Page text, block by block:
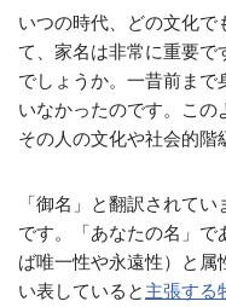
いつの時代、どの文化で
て、家名は非常に重要で
でしょうか。一昔前まで
いなかったのです。この
その人の文化や社会的階
「御名」と翻訳されて
です。「あなたの名」で
ば唯一性や永遠性）と
い表していると 主張する